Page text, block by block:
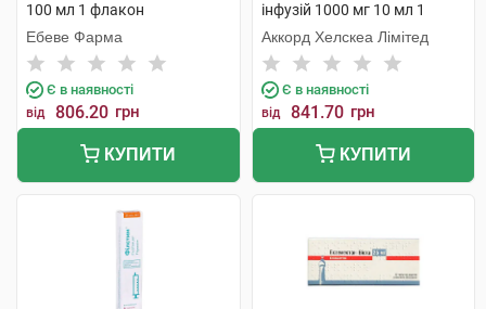
100 мл 1 флакон
Ебеве Фарма
Є в наявності
від 806.20 грн
КУПИТИ
інфузій 1000 мг 10 мл 1
флакон
Аккорд Хелскеа Лімітед
Є в наявності
від 841.70 грн
КУПИТИ